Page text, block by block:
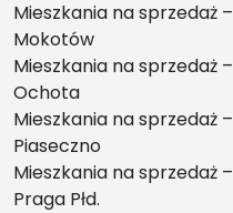
Mieszkania na sprzedaż –
Mokotów
Mieszkania na sprzedaż –
Ochota
Mieszkania na sprzedaż –
Piaseczno
Mieszkania na sprzedaż –
Praga Płd.